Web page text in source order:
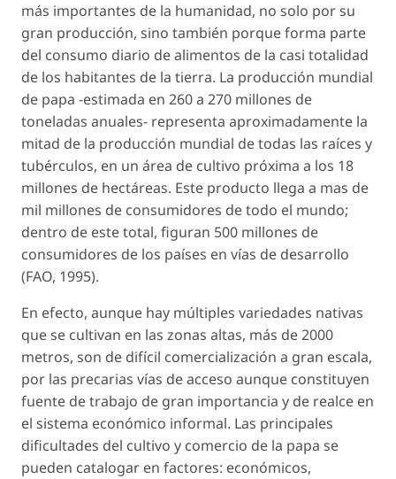
más importantes de la humanidad, no solo por su
gran producción, sino también porque forma parte
del consumo diario de alimentos de la casi totalidad
de los habitantes de la tierra. La producción mundial
de papa -estimada en 260 a 270 millones de
toneladas anuales- representa aproximadamente la
mitad de la producción mundial de todas las raíces y
tubérculos, en un área de cultivo próxima a los 18
millones de hectáreas. Este producto llega a mas de
mil millones de consumidores de todo el mundo;
dentro de este total, figuran 500 millones de
consumidores de los países en vías de desarrollo
(FAO, 1995).
En efecto, aunque hay múltiples variedades nativas
que se cultivan en las zonas altas, más de 2000
metros, son de difícil comercialización a gran escala,
por las precarias vías de acceso aunque constituyen
fuente de trabajo de gran importancia y de realce en
el sistema económico informal. Las principales
dificultades del cultivo y comercio de la papa se
pueden catalogar en factores: económicos,